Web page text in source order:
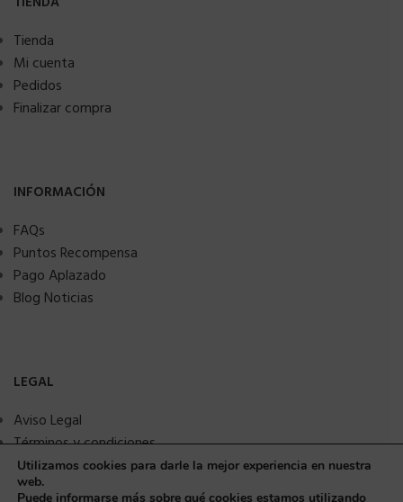
Tienda
Mi cuenta
Pedidos
Finalizar compra
INFORMACIÓN
FAQs
Puntos Recompensa
Pago Aplazado
Blog Noticias
LEGAL
Aviso Legal
Términos y condiciones
Política de privacidad
Política de Cookies
Utilizamos cookies para darle la mejor experiencia en nuestra
web.
Puede informarse más sobre qué cookies estamos utilizando